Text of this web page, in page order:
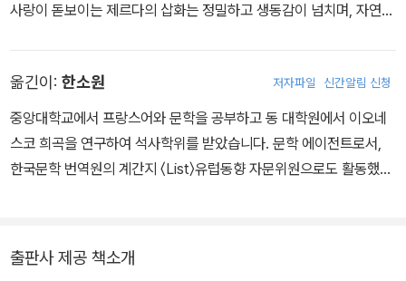
사랑이 돋보이는 제르다의 삽화는 정밀하고 생동감이 넘치며, 자연의
금까지 많은 작품들이 12개국 언어로 번역되었고, 지은 책으로 『정원
을 만들자!』, 『난 삼백 살 먹은 떡갈나무야!』, 『어린 도시농부 소피』,
『아빠 곰 엄마 곰 아기 곰』, 『발자국을 따라가 볼까요?』, 『플로리카가
바이올린을 들면』, 『비가 오면 동물들은 어디로 가요?』 등이 있다.
옮긴이: 한소원 저자파일 신간알림 신청
중앙대학교에서 프랑스어와 문학을 공부하고 동 대학원에서 이오네
스코 희곡을 연구하여 석사학위를 받았습니다. 문학 에이전트로서,
한국문학 번역원의 계간지 〈List〉유럽동향 자문위원으로도 활동했습
요?》 등이 있습니다.
출판사 제공 책소개